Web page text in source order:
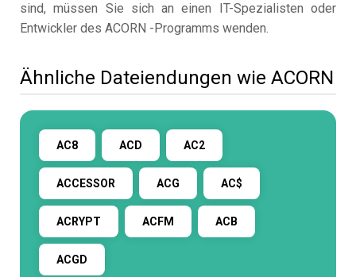
sind, müssen Sie sich an einen IT-Spezialisten oder
Entwickler des ACORN -Programms wenden.
Ähnliche Dateiendungen wie ACORN
AC8 ACD AC2
ACCESSOR ACG AC$
ACRYPT ACFM ACB
ACGD